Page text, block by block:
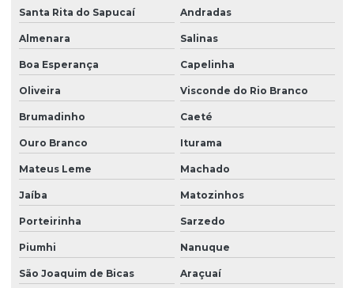
Santa Rita do Sapucaí Andradas
Almenara Salinas
Boa Esperança Capelinha
Oliveira Visconde do Rio Branco
Brumadinho Caeté
Ouro Branco Iturama
Mateus Leme Machado
Jaíba Matozinhos
Porteirinha Sarzedo
Piumhi Nanuque
São Joaquim de Bicas Araçuaí